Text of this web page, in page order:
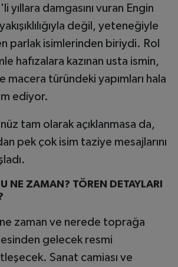
yıllara damgasını vuran Engin
değil, yeteneğiyle
parlak isimlerinden biriydi. Rol
hafızalara kazınan usta ismin,
macera türündeki yapımları hala
ediyor.
tam olarak açıklanmasa da,
pek çok isim taziye mesajlarını
NE ZAMAN? TÖREN DETAYLARI
ne zaman ve nerede toprağa
gelecek resmi
Sanat camiası ve